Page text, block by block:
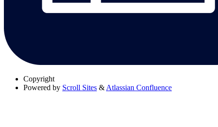
Copyright
Powered by Scroll Sites & Atlassian Confluence